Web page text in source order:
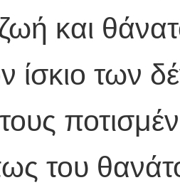
και
ίσκιο των
του